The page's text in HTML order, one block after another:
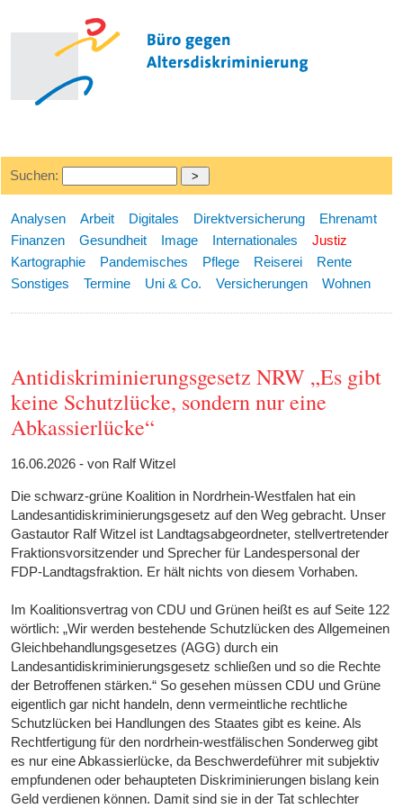
Suchen:
Analysen Arbeit Digitales Direktversicherung
Ehrenamt
Finanzen
Gesundheit Image Internationales
Justiz
Kartographie
Pandemisches Pflege Reiserei
Rente
Sonstiges
Termine Uni & Co. Versicherungen Wohnen
Antidiskriminierungsgesetz NRW „Es gibt
keine Schutzlücke, sondern nur eine
Abkassierlücke“
16.06.2026 - von Ralf Witzel
Die schwarz-grüne Koalition in Nordrhein-Westfalen hat ein
Landesantidiskriminierungsgesetz auf den Weg gebracht. Unser
Gastautor Ralf Witzel ist Landtagsabgeordneter, stellvertretender
Fraktionsvorsitzender und Sprecher für Landespersonal der
FDP-Landtagsfraktion. Er hält nichts von diesem Vorhaben.
Im Koalitionsvertrag von CDU und Grünen heißt es auf Seite 122
wörtlich: „Wir werden bestehende Schutzlücken des Allgemeinen
Gleichbehandlungsgesetzes (AGG) durch ein
Landesantidiskriminierungsgesetz schließen und so die Rechte
der Betroffenen stärken.“ So gesehen müssen CDU und Grüne
eigentlich gar nicht handeln, denn vermeintliche rechtliche
Schutzlücken bei Handlungen des Staates gibt es keine. Als
Rechtfertigung für den nordrhein-westfälischen Sonderweg gibt
es nur eine Abkassierlücke, da Beschwerdeführer mit subjektiv
empfundenen oder behaupteten Diskriminierungen bislang kein
Geld verdienen können. Damit sind sie in der Tat schlechter